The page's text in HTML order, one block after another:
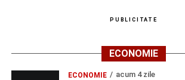
PUBLICITATE
ECONOMIE
ECONOMIE acum 4 zile